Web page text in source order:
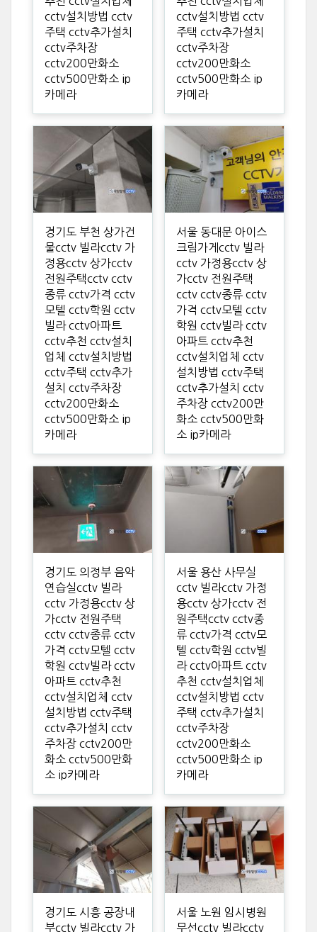
cctv설치방법 cctv
주택 cctv추가설치
cctv주차장
cctv200만화소
cctv500만화소 ip
카메라
cctv설치방법 cctv
주택 cctv추가설치
cctv주차장
cctv200만화소
cctv500만화소 ip
카메라
경기도 부천 상가건
물cctv 빌라cctv 가
정용cctv 상가cctv
전원주택cctv cctv
종류 cctv가격 cctv
모텔 cctv학원 cctv
빌라 cctv아파트
cctv추천 cctv설치
업체 cctv설치방법
cctv주택 cctv추가
설치 cctv주차장
cctv200만화소
cctv500만화소 ip
카메라
서울 동대문 아이스
크림가게cctv 빌라
cctv 가정용cctv 상
가cctv 전원주택
cctv cctv종류 cctv
가격 cctv모텔 cctv
학원 cctv빌라 cctv
아파트 cctv추천
cctv설치업체 cctv
설치방법 cctv주택
cctv추가설치 cctv
주차장 cctv200만
화소 cctv500만화
소 ip카메라
경기도 의정부 음악
연습실cctv 빌라
cctv 가정용cctv 상
가cctv 전원주택
cctv cctv종류 cctv
가격 cctv모텔 cctv
학원 cctv빌라 cctv
아파트 cctv추천
cctv설치업체 cctv
설치방법 cctv주택
cctv추가설치 cctv
주차장 cctv200만
화소 cctv500만화
소 ip카메라
서울 용산 사무실
cctv 빌라cctv 가정
용cctv 상가cctv 전
원주택cctv cctv종
류 cctv가격 cctv모
텔 cctv학원 cctv빌
라 cctv아파트 cctv
추천 cctv설치업체
cctv설치방법 cctv
주택 cctv추가설치
cctv주차장
cctv200만화소
cctv500만화소 ip
카메라
경기도 시흥 공장내
부cctv 빌라cctv 가
서울 노원 임시병원
무선cctv 빌라cctv